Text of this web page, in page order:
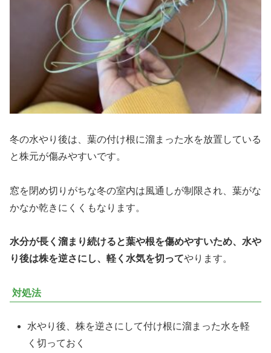
冬の水やり後は、葉の付け根に溜まった水を放置している
と株元が傷みやすいです。
窓を閉め切りがちな冬の室内は風通しが制限され、葉がな
かなか乾きにくくもなります。
水分が長く溜まり続けると葉や根を傷めやすいため、水や
り後は株を逆さにし、軽く水気を切ってやります。
対処法
水やり後、株を逆さにして付け根に溜まった水を軽
く切っておく